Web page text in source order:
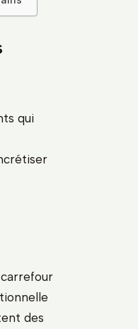
qui
carrefour
des